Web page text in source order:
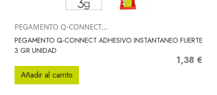
PEGAMENTO Q-CONNECT...
PEGAMENTO Q-CONNECT ADHESIVO INSTANTANEO FUERTE
3 GR UNIDAD
Precio
1,38 €
Añadir al carrito